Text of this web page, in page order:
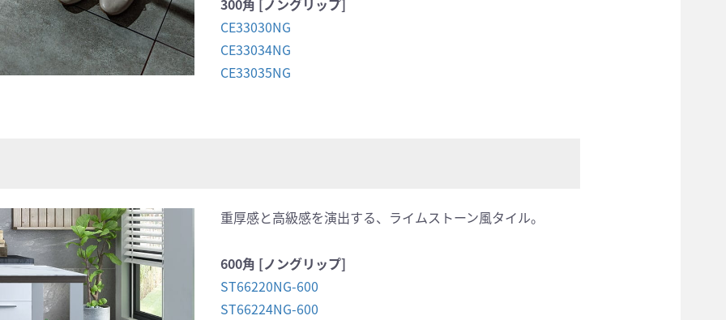
300角 [ノングリップ]
CE33030NG
CE33034NG
CE33035NG
重厚感と高級感を演出する、ライムストーン風タイル。
600角 [ノングリップ]
ST66220NG-600
ST66224NG-600